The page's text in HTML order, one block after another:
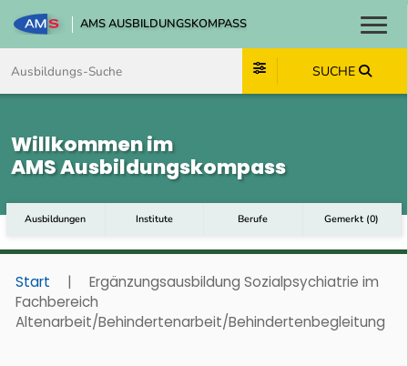
AMS AUSBILDUNGSKOMPASS
SUCHE
Willkommen im
AMS Ausbildungskompass
Ausbildungen Institute Berufe Gemerkt (0)
Start |
Ergänzungsausbildung Sozialpsychiatrie im
Fachbereich
Altenarbeit/Behindertenarbeit/Behindertenbegleitung